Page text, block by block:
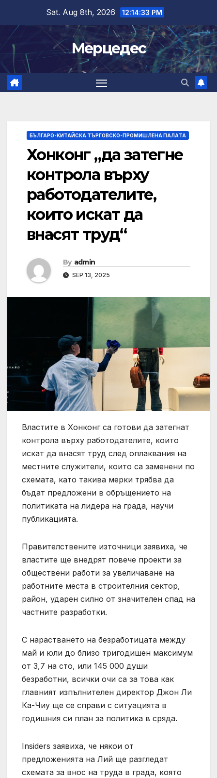
content
Sat. Aug 8th, 2026 12:14:34 PM
Мерцедес
БЪЛГАРО-КИТАЙСКА ТЪРГОВСКО-ПРОМИШЛЕНА ПАЛAТА
Хонконг „да затегне
контрола върху
работодателите,
които искат да
внасят труд“
By admin
SEP 13, 2025
Властите в Хонконг са готови да затегнат
контрола върху работодателите, които
искат да внасят труд след оплаквания на
местните служители, които са заменени по
схемата, като такива мерки трябва да
бъдат предложени в обръщението на
политиката на лидера на града, научи
публикацията.
Правителствените източници заявиха, че
властите ще внедрят повече проекти за
обществени работи за увеличаване на
работните места в строителния сектор,
район, ударен силно от значителен спад на
частните разработки.
С нарастването на безработицата между
май и юли до близо тригодишен максимум
от 3,7 на сто, или 145 000 души
безработни, всички очи са за това как
главният изпълнителен директор Джон Ли
Ка-Чиу ще се справи с ситуацията в
годишния си план за политика в сряда.
Insiders заявиха, че някои от
предложенията на Лий ще разгледат
схемата за внос на труда в града, която